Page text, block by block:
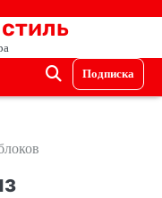
Подписка